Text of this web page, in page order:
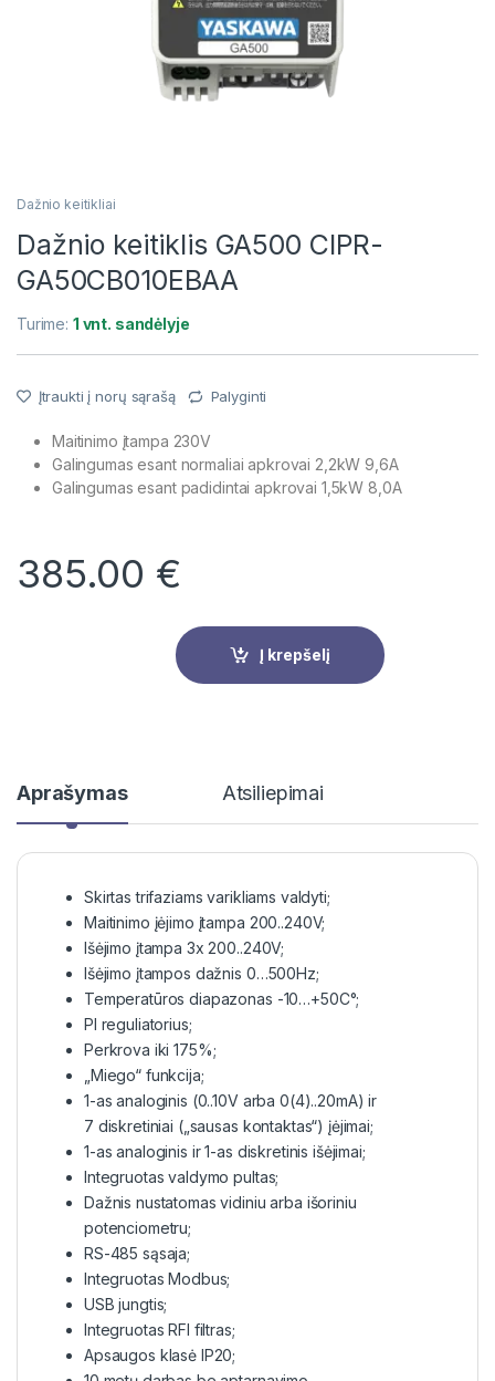
Dažnio keitikliai
Dažnio keitiklis GA500 CIPR-
GA50CB010EBAA
Turime: 1 vnt. sandėlyje
Įtraukti į norų sąrašą Palyginti
Maitinimo įtampa 230V
Galingumas esant normaliai apkrovai 2,2kW 9,6A
Galingumas esant padidintai apkrovai 1,5kW 8,0A
385.00 €
Į krepšelį
Aprašymas Atsiliepimai
Skirtas trifaziams varikliams valdyti;
Maitinimo įėjimo įtampa 200..240V;
Išėjimo įtampa 3x 200..240V;
Išėjimo įtampos dažnis 0…500Hz;
Temperatūros diapazonas -10…+50C°;
PI reguliatorius;
Perkrova iki 175%;
„Miego“ funkcija;
1-as analoginis (0..10V arba 0(4)..20mA) ir
7 diskretiniai („sausas kontaktas“) įėjimai;
1-as analoginis ir 1-as diskretinis išėjimai;
Integruotas valdymo pultas;
Dažnis nustatomas vidiniu arba išoriniu
potenciometru;
RS-485 sąsaja;
Integruotas Modbus;
USB jungtis;
Integruotas RFI filtras;
Apsaugos klasė IP20;